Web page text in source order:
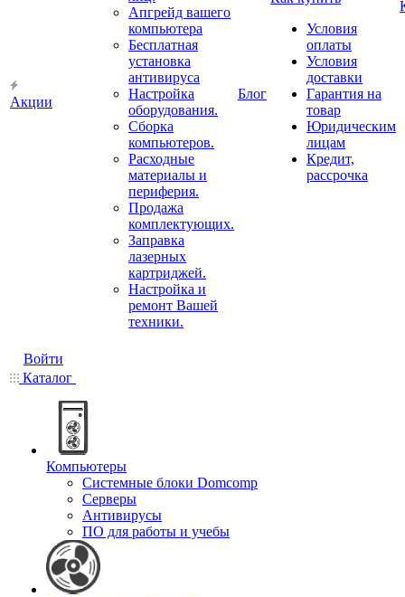
Акции
Апгрейд вашего
компьютера
Бесплатная
установка
антивируса
Настройка
оборудования.
Сборка
компьютеров.
Расходные
материалы и
периферия.
Продажа
комплектующих.
Заправка
лазерных
картриджей.
Настройка и
ремонт Вашей
техники.
Блог
Условия
оплаты
Условия
доставки
Гарантия на
товар
Юридическим
лицам
Кредит,
рассрочка
Войти
Каталог
Компьютеры
Системные блоки Domcomp
Серверы
Антивирусы
ПО для работы и учебы